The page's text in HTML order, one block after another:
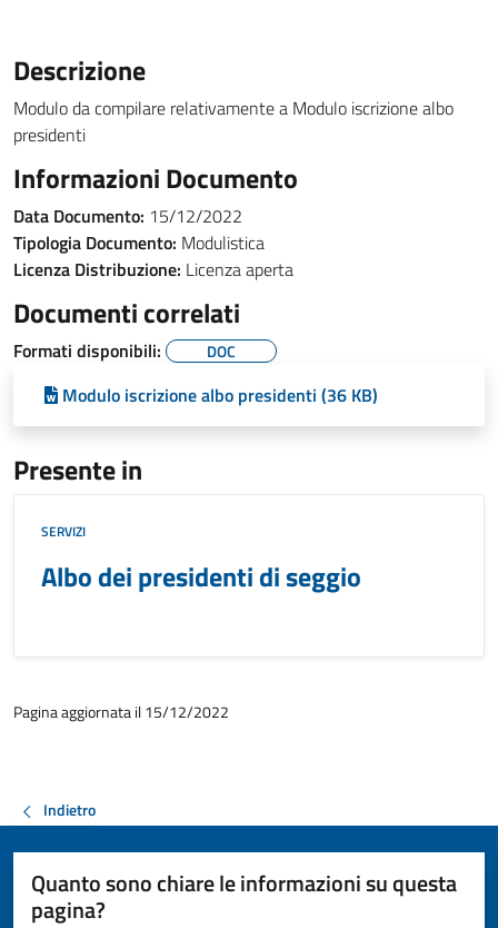
Descrizione
Modulo da compilare relativamente a Modulo iscrizione albo
presidenti
Informazioni Documento
Data Documento: 15/12/2022
Tipologia Documento: Modulistica
Licenza Distribuzione: Licenza aperta
Documenti correlati
Formati disponibili: DOC
Modulo iscrizione albo presidenti (36 KB)
Presente in
SERVIZI
Albo dei presidenti di seggio
Pagina aggiornata il 15/12/2022
Indietro
Quanto sono chiare le informazioni su questa
pagina?